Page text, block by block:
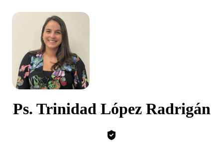
Ps. Trinidad López Radrigán